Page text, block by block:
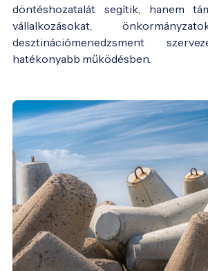
döntéshozatalát segítik, hanem
vállalkozásokat,
desztinációmenedzsment
hatékonyabb működésben.